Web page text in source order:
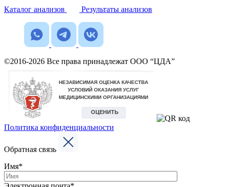
Каталог анализов
Результаты анализов
©2016-2026 Все права принадлежат ООО “ЦДА”
Политика конфиденциальности
Обратная связь
Имя*